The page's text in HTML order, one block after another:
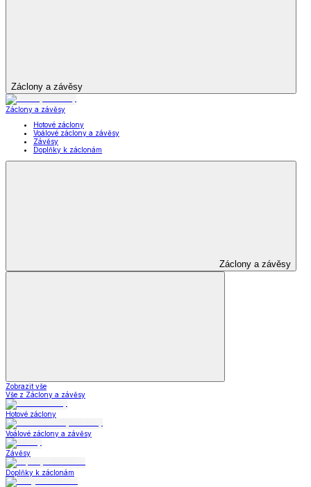
Záclony a závěsy
Záclony a závěsy
Hotové záclony
Voálové záclony a závěsy
Závěsy
Doplňky k záclonám
Záclony a závěsy
Zobrazit vše
Vše z Záclony a závěsy
Hotové záclony
Voálové záclony a závěsy
Závěsy
Doplňky k záclonám